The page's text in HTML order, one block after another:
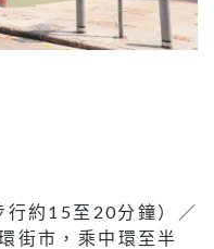
行約15至20分鐘）／
街市，乘中環至半